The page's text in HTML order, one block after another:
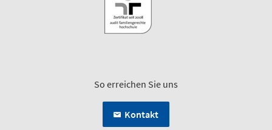
So erreichen Sie uns
Kontakt